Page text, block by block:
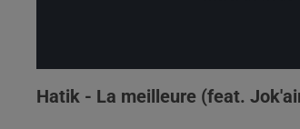
Hatik - La meilleure (feat.